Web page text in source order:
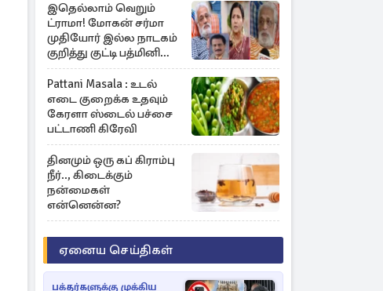
இதெல்லாம் வெறும்
ட்ராமா! மோகன் சர்மா
முதியோர் இல்ல நாடகம்
குறித்து குட்டி பத்மினி
பரபரப்பு பேட்டி
Pattani Masala : உடல்
எடை குறைக்க உதவும்
கேரளா ஸ்டைல் பச்சை
பட்டாணி கிரேவி
தினமும் ஒரு கப் கிராம்பு
நீர்.., கிடைக்கும்
நன்மைகள்
என்னென்ன?
ஏனைய செய்திகள்
பக்தர்களுக்கு முக்கிய